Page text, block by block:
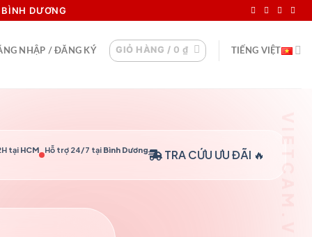
DƯƠNG
NHẬP / ĐĂNG KÝ GIỎ HÀNG / 0 ₫ TIẾNG VIỆT
tại HCM Hỗ trợ 24/7 tại Bình Dương TRA CỨU ƯU ĐÃI 🔥